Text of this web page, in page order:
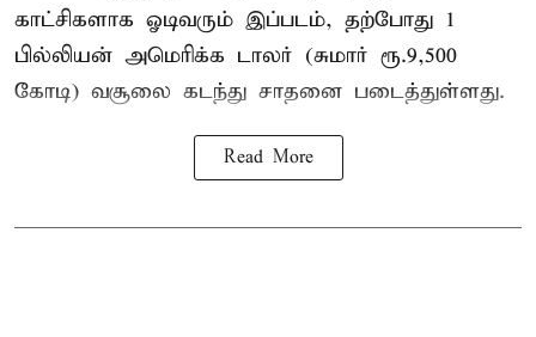
காட்சிகளாக ஓடிவரும் இப்படம், தற்போது 1
பில்லியன் அமெரிக்க டாலர் (சுமார் ரூ.9,500
கோடி) வசூலை கடந்து சாதனை படைத்துள்ளது.
Read More